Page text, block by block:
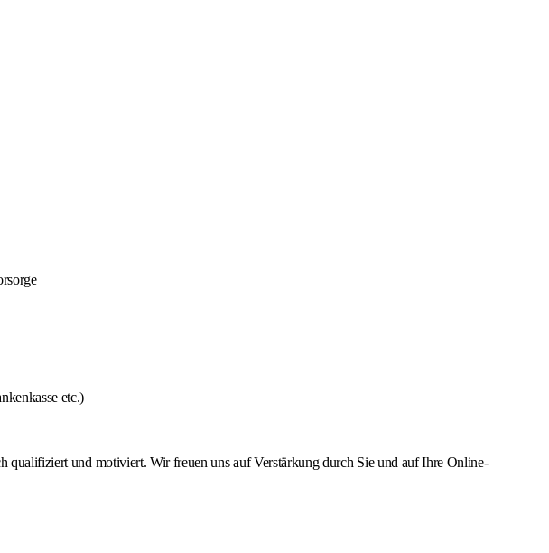
etc.)
und motiviert. Wir freuen uns auf Verstärkung durch Sie und auf Ihre Online-